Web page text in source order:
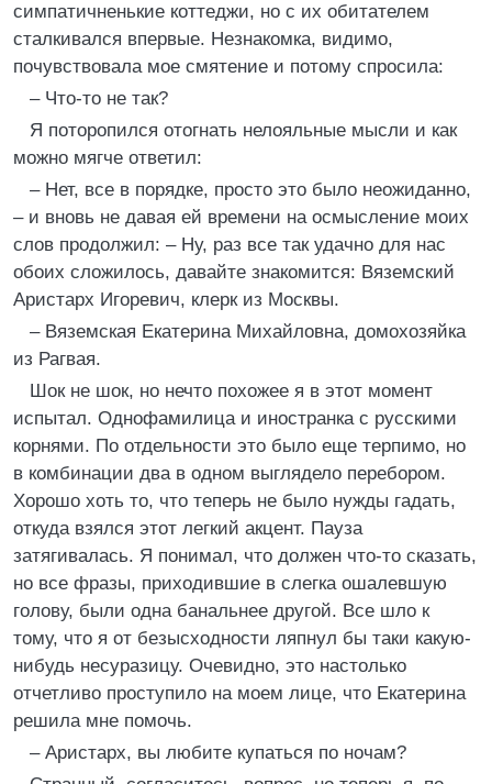
симпатичненькие коттеджи, но с их обитателем
сталкивался впервые. Незнакомка, видимо,
почувствовала мое смятение и потому спросила:
– Что-то не так?
Я поторопился отогнать нелояльные мысли и как
можно мягче ответил:
– Нет, все в порядке, просто это было неожиданно,
– и вновь не давая ей времени на осмысление моих
слов продолжил: – Ну, раз все так удачно для нас
обоих сложилось, давайте знакомится: Вяземский
Аристарх Игоревич, клерк из Москвы.
– Вяземская Екатерина Михайловна, домохозяйка
из Рагвая.
Шок не шок, но нечто похожее я в этот момент
испытал. Однофамилица и иностранка с русскими
корнями. По отдельности это было еще терпимо, но
в комбинации два в одном выглядело перебором.
Хорошо хоть то, что теперь не было нужды гадать,
откуда взялся этот легкий акцент. Пауза
затягивалась. Я понимал, что должен что-то сказать,
но все фразы, приходившие в слегка ошалевшую
голову, были одна банальнее другой. Все шло к
тому, что я от безысходности ляпнул бы таки какую-
нибудь несуразицу. Очевидно, это настолько
отчетливо проступило на моем лице, что Екатерина
решила мне помочь.
– Аристарх, вы любите купаться по ночам?